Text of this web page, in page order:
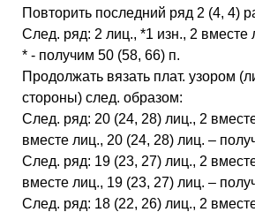
Повторить последний ряд 2 (4, 4)
След. ряд: 2 лиц., *1 изн., 2 вместе
* - получим 50 (58, 66) п.
Продолжать вязать плат. узором
стороны) след. образом:
След. ряд: 20 (24, 28) лиц., 2
вместе лиц., 20 (24, 28) лиц. –
След. ряд: 19 (23, 27) лиц., 2
вместе лиц., 19 (23, 27) лиц. –
След. ряд: 18 (22, 26) лиц., 2